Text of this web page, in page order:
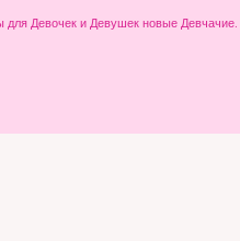
для Девочек и Девушек новые